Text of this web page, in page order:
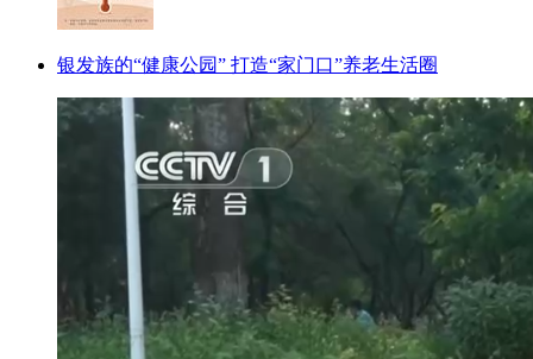
银发族的“健康公园” 打造“家门口”养老生活圈